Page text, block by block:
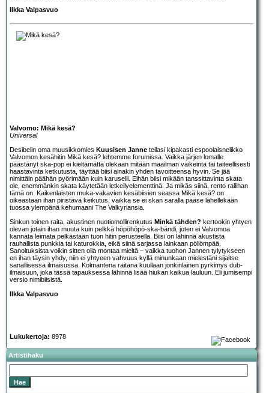
Ilkka Valpasvuo
Valvomo: Mikä kesä?
Universal
Desibelin oma muusikkomies Kuusisen Janne teilasi kipakasti espoolaisnelikko
Valvomon kesähitin Mikä kesä? lehtemme forumissa . Vaikka järjen lomalle
päästänyt ska-pop ei kieltämättä olekaan mitään maailman vaikeinta tai taiteellisesti
haastavinta ketkutusta, täyttää biisi ainakin yhden tavoitteensa hyvin. Se jää
nimittäin päähän pyörimään kuin karuselli. Eihän biisi mikään tanssittavinta skata
ole, enemmänkin skata käytetään letkeilyelementtinä. Ja mikäs siinä, rento rallihan
tämä on. Kaikenlaisten muka-vakavien kesäbiisien seassa Mikä kesä? on
oikeastaan ihan piristävä keikutus, vaikka se ei skan saralla pääse lähellekään
tuossa ylempänä kehumaani The Valkyriansia.
Sinkun toinen raita, akustinen nuotiomollirenkutus Minkä tähden? kertookin yhtyen
olevan jotain ihan muuta kuin pelkkä höpöhöpö-ska-bändi, joten ei Valvomoa
kannata leimata pelkästään tuon hitin perusteella. Biisi on lähinnä akustista
rauhallista punkkia tai katurokkia, eikä siinä sarjassa lainkaan pöllömpää.
Sanoituksista voikin sitten olla montaa mieltä – vaikka tuohon Jannen tylytykseen
en ihan täysin yhdy, niin ei yhtyeen vahvuus kyllä minunkaan mielestäni sijaitse
sanallisessa ilmaisussa. Kolmantena raitana kuullaan jonkinlainen pyrkimys dub-
ilmaisuun, joka tässä tapauksessa lähinnä lisää hiukan kaikua lauluun. Eli jumisempi
versio nimibiisistä.
Ilkka Valpasvuo
Lukukertoja: 8978
Artistihaku